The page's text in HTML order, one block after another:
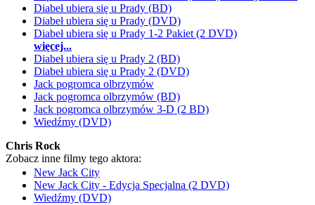
Diabeł ubiera się u Prady (BD)
Diabeł ubiera się u Prady (DVD)
Diabeł ubiera się u Prady 1-2 Pakiet (2 DVD)
więcej...
Diabeł ubiera się u Prady 2 (BD)
Diabeł ubiera się u Prady 2 (DVD)
Jack pogromca olbrzymów
Jack pogromca olbrzymów (BD)
Jack pogromca olbrzymów 3-D (2 BD)
Wiedźmy (DVD)
Chris Rock
Zobacz inne filmy tego aktora:
New Jack City
New Jack City - Edycja Specjalna (2 DVD)
Wiedźmy (DVD)